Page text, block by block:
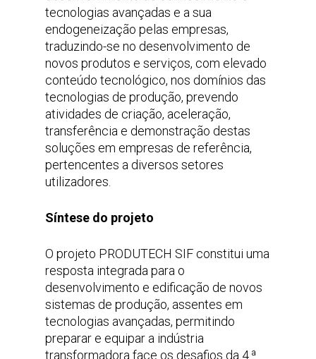
tecnologias avançadas e a sua
endogeneização pelas empresas,
traduzindo-se no desenvolvimento de
novos produtos e serviços, com elevado
conteúdo tecnológico, nos domínios das
tecnologias de produção, prevendo
atividades de criação, aceleração,
transferência e demonstração destas
soluções em empresas de referência,
pertencentes a diversos setores
utilizadores.
Síntese do projeto
O projeto PRODUTECH SIF constitui uma
resposta integrada para o
desenvolvimento e edificação de novos
sistemas de produção, assentes em
tecnologias avançadas, permitindo
preparar e equipar a indústria
transformadora face os desafios da 4.ª